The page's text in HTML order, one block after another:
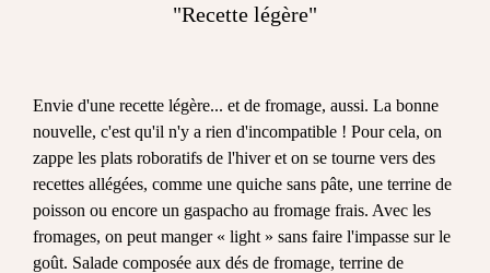
"Recette légère"
Envie d'une recette légère... et de fromage, aussi. La bonne
nouvelle, c'est qu'il n'y a rien d'incompatible ! Pour cela, on
zappe les plats roboratifs de l'hiver et on se tourne vers des
recettes allégées, comme une quiche sans pâte, une terrine de
poisson ou encore un gaspacho au fromage frais. Avec les
fromages, on peut manger « light » sans faire l'impasse sur le
goût. Salade composée aux dés de fromage, terrine de